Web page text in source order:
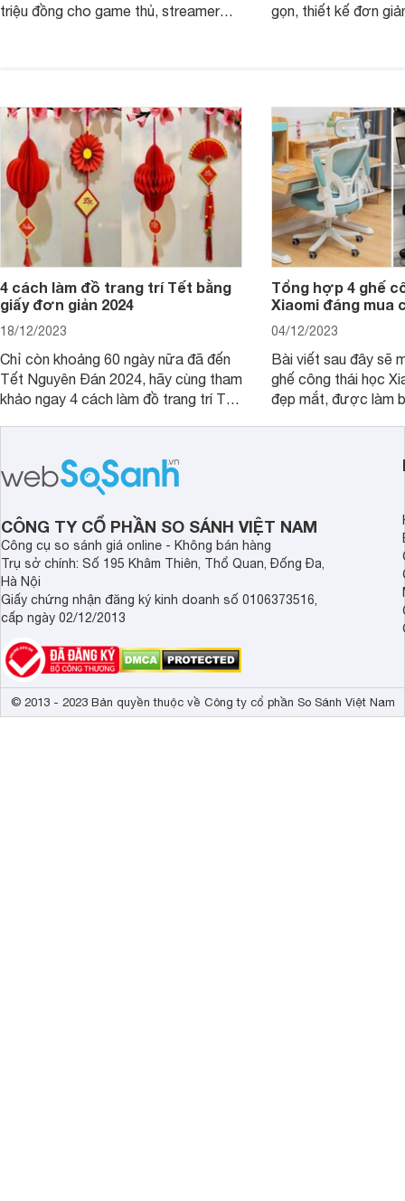
triệu đồng cho game thủ, streamer
gọn, thiết kế đơn
4 cách làm đồ trang trí Tết bằng
giấy đơn giản 2024
18/12/2023
Chỉ còn khoảng 60 ngày nữa đã đến
Tết Nguyên Đán 2024, hãy cùng tham
khảo ngay 4 cách làm đồ trang trí Tết
Tổng hợp 4 ghế
Xiaomi đáng mua
04/12/2023
Bài viết sau đây sẽ
ghế công thái học
đẹp mắt, được làm
CÔNG TY CỔ PHẦN SO SÁNH VIỆT NAM
Công cụ so sánh giá online - Không bán hàng
Trụ sở chính: Số 195 Khâm Thiên, Thổ Quan, Đống Đa,
Hà Nội
Giấy chứng nhận đăng ký kinh doanh số 0106373516,
cấp ngày 02/12/2013
© 2013 - 2023 Bản quyền thuộc về Công ty cổ phần So Sánh Việt Nam